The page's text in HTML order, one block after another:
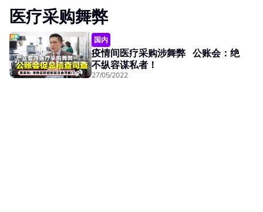
医疗采购舞弊
国内
疫情间医疗采购涉舞弊 公账会：绝
不纵容谋私者！
27/05/2022